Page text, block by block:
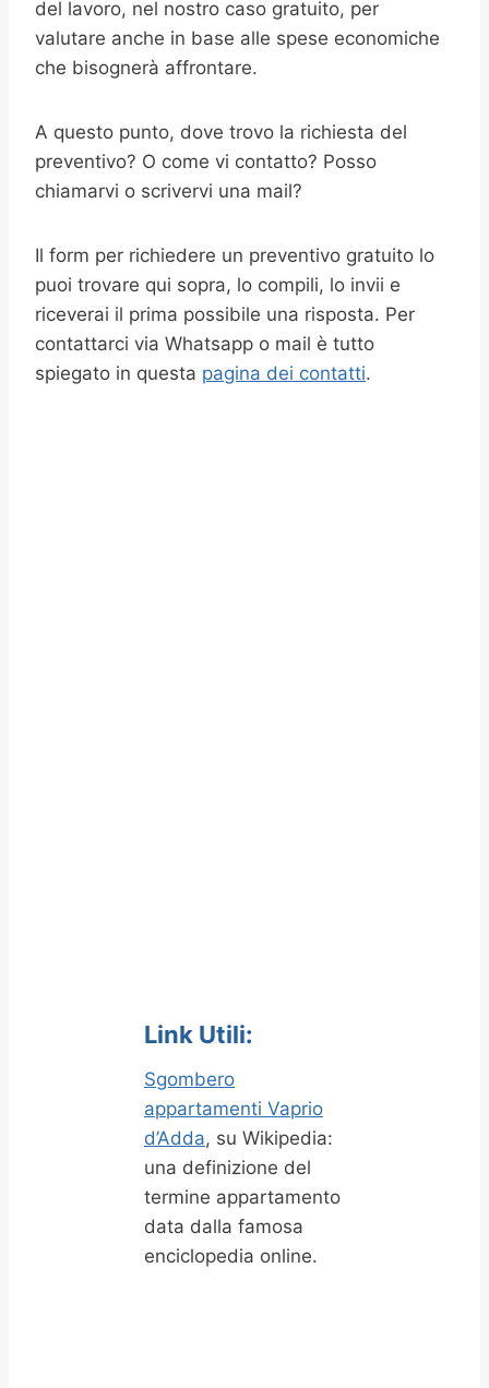
del lavoro, nel nostro caso gratuito, per
valutare anche in base alle spese economiche
che bisognerà affrontare.
A questo punto, dove trovo la richiesta del
preventivo? O come vi contatto? Posso
chiamarvi o scrivervi una mail?
Il form per richiedere un preventivo gratuito lo
puoi trovare qui sopra, lo compili, lo invii e
riceverai il prima possibile una risposta. Per
contattarci via Whatsapp o mail è tutto
spiegato in questa pagina dei contatti.
Link Utili:
Sgombero
appartamenti Vaprio
d’Adda, su Wikipedia:
una definizione del
termine appartamento
data dalla famosa
enciclopedia online.